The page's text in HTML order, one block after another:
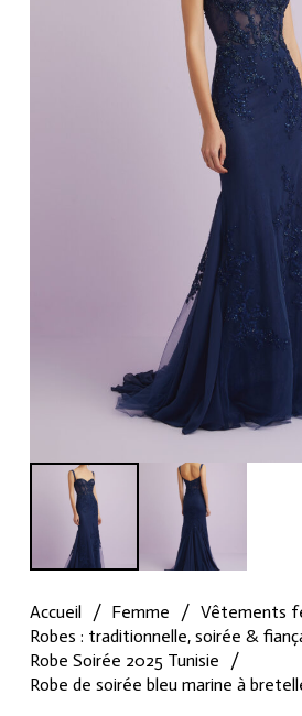
Accueil / Femme / Vêtements
Robes : traditionnelle, soirée &
Robe Soirée 2025 Tunisie
/
Robe de soirée bleu marine à